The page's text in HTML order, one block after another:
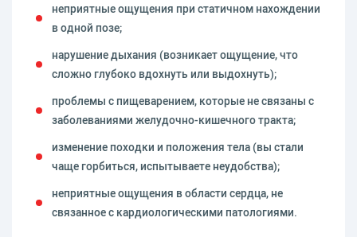
неприятные ощущения при статичном нахождении
в одной позе;
нарушение дыхания (возникает ощущение, что
сложно глубоко вдохнуть или выдохнуть);
проблемы с пищеварением, которые не связаны с
заболеваниями желудочно-кишечного тракта;
изменение походки и положения тела (вы стали
чаще горбиться, испытываете неудобства);
неприятные ощущения в области сердца, не
связанное с кардиологическими патологиями.